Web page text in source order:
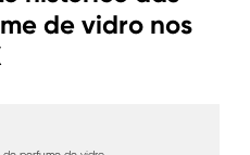
de vidro nos